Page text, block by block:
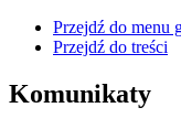
Przejdź do menu
Przejdź do treści
Komunikaty